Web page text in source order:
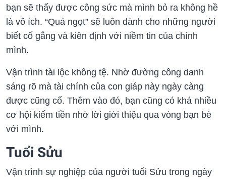
bạn sẽ thấy được công sức mà mình bỏ ra không hề
là vô ích. “Quả ngọt” sẽ luôn dành cho những người
biết cố gắng và kiên định với niềm tin của chính
mình.
Vận trình tài lộc không tệ. Nhờ đường công danh
sáng rõ mà tài chính của con giáp này ngày càng
được cũng cố. Thêm vào đó, bạn cũng có khá nhiều
cơ hội kiếm tiền nhờ lời giới thiệu qua vòng bạn bè
với mình.
Tuổi Sửu
Vận trình sự nghiệp của người tuổi Sửu trong ngày